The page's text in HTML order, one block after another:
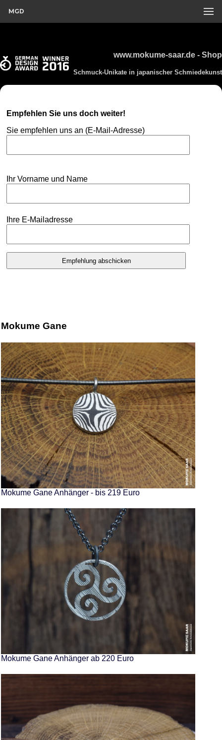
MGD
www.mokume-saar.de - Shop
Schmuck-Unikate in japanischer Schmiedekunst
Empfehlen Sie uns doch weiter!
Sie empfehlen uns an (E-Mail-Adresse)
Ihr Vorname und Name
Ihre E-Mailadresse
Mokume Gane
Mokume Gane Anhänger - bis 219 Euro
Mokume Gane Anhänger ab 220 Euro